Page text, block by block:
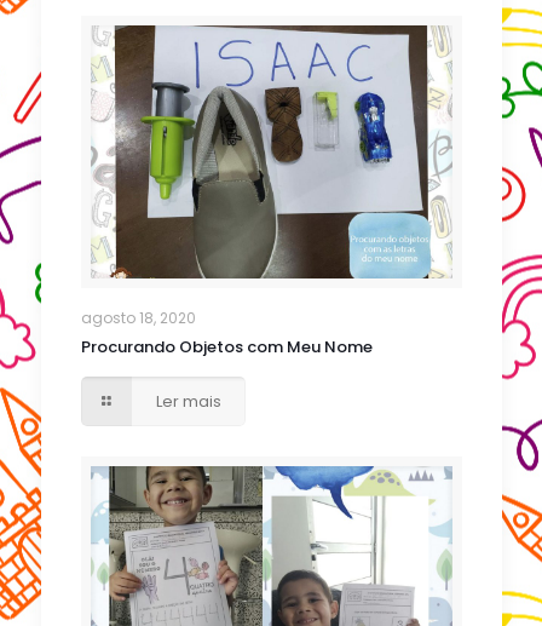
agosto 18, 2020
Procurando Objetos com Meu Nome
Ler mais